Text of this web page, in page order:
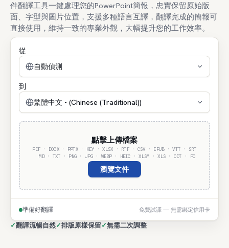
件翻譯工具一鍵處理您的PowerPoint簡報，忠實保留原始版
面、字型與圖片位置，支援多種語言互譯，翻譯完成的簡報可
直接使用，維持一致的專業外觀，大幅提升您的工作效率。
從
自動偵測
到
繁體中文 - (Chinese (Traditional))
點擊上傳檔案
PDF · DOCX · PPTX · KEY · XLSX · RTF · CSV · EPUB · VTT · SRT
· MD · TXT · PNG · JPG · WEBP · HEIC · XLSM · XLS · ODT · PO
瀏覽文件
準備好翻譯 免費試譯 — 無需綁定信用卡
✓翻譯流暢自然✓排版原樣保留✓無需二次調整